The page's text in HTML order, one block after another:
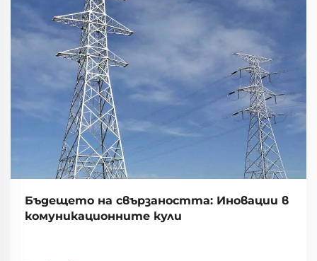
Бъдещето на свързаността: Иновации в
комуникационните кули